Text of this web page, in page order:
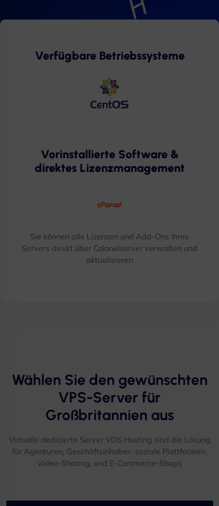
Verfügbare Betriebssysteme
Vorinstallierte Software &
direktes Lizenzmanagement
Sie können alle Lizenzen und Add-Ons Ihres
Servers direkt über Colonelserver verwalten und
aktualisieren
Wählen Sie den gewünschten
VPS-Server für
Großbritannien aus
Virtuelle dedizierte Server VDS Hosting sind die Lösung
für Agenturen, Geschäftsinhaber, soziale Plattformen,
Video-Sharing, und E-Commerce-Shops